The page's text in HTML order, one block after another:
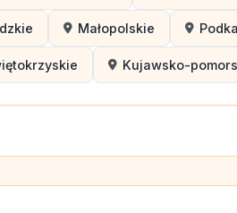
Małopolskie
Kujawsko-